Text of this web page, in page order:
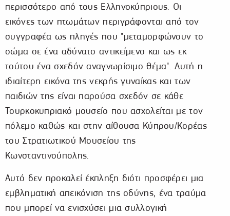
περισσότερο από τους Ελληνοκύπριους. Οι
εικόνες των πτωμάτων περιγράφονται από τον
συγγραφέα ως πληγές που "μεταμορφώνουν το
σώμα σε ένα αδύνατο αντικείμενο και ως εκ
τούτου ένα σχεδόν αναγνωρίσιμο θέμα". Αυτή η
ιδιαίτερη εικόνα της νεκρής γυναίκας και των
παιδιών της είναι παρούσα σχεδόν σε κάθε
Τουρκοκυπριακό μουσείο που ασχολείται με τον
πόλεμο καθώς και στην αίθουσα Κύπρου/Κορέας
του Στρατιωτικού Μουσείου της
Κωνσταντινούπολης.
Αυτό δεν προκαλεί έκπληξη διότι προσφέρει μια
εμβληματική απεικόνιση της οδύνης, ένα τραύμα
που μπορεί να ενισχύσει μια συλλογική